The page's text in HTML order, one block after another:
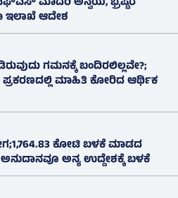
ಇಲಾಖೆ ಆದೇಶ
ಗಮನಕ್ಕೆ ಬಂದಿರಲಿಲ್ಲವೇ?;
ಮಾಹಿತಿ ಕೋರಿದ ಆರ್ಥಿಕ
ಕೋಟಿ ಬಳಕೆ ಮಾಡದ
ಅನ್ಯ ಉದ್ದೇಶಕ್ಕೆ ಬಳಕೆ